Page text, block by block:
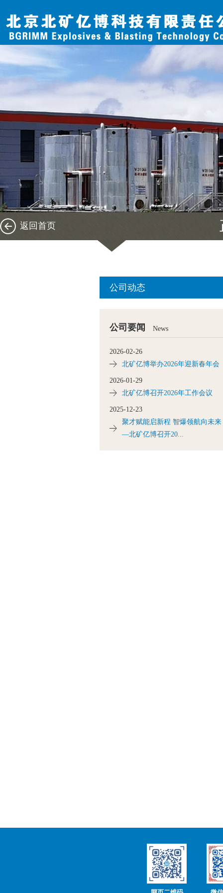
返回首页
公司动态
公司要闻 News
2026-02-26
北矿亿博举办2026年迎新春年会
2026-01-29
北矿亿博召开2026年工作会议
2025-12-23
聚才赋能启新程 智爆领航向未来
—北矿亿博召开20...